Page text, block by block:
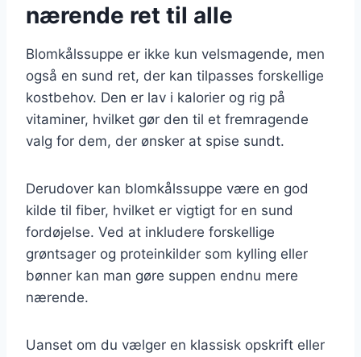
nærende ret til alle
Blomkålssuppe er ikke kun velsmagende, men
også en sund ret, der kan tilpasses forskellige
kostbehov. Den er lav i kalorier og rig på
vitaminer, hvilket gør den til et fremragende
valg for dem, der ønsker at spise sundt.
Derudover kan blomkålssuppe være en god
kilde til fiber, hvilket er vigtigt for en sund
fordøjelse. Ved at inkludere forskellige
grøntsager og proteinkilder som kylling eller
bønner kan man gøre suppen endnu mere
nærende.
Uanset om du vælger en klassisk opskrift eller